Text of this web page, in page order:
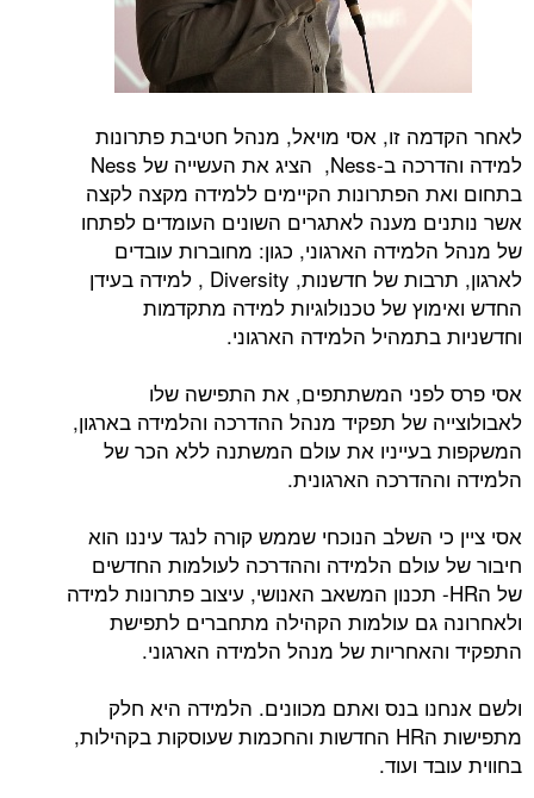
לאחר הקדמה זו, אסי מויאל, מנהל חטיבת פתרונות
למידה והדרכה ב-Ness, הציג את העשייה של Ness
בתחום ואת הפתרונות הקיימים ללמידה מקצה לקצה
אשר נותנים מענה לאתגרים השונים העומדים לפתחו
של מנהל הלמידה הארגוני, כגון: מחוברות עובדים
לארגון, תרבות של חדשנות, Diversity , למידה בעידן
החדש ואימוץ של טכנולוגיות למידה מתקדמות
וחדשניות בתמהיל הלמידה הארגוני.
אסי פרס לפני המשתתפים, את התפישה שלו
לאבולוצייה של תפקיד מנהל ההדרכה והלמידה בארגון,
המשקפות בעייניו את עולם המשתנה ללא הכר של
הלמידה וההדרכה הארגונית.
אסי ציין כי השלב הנוכחי שממש קורה לנגד עיננו הוא
חיבור של עולם הלמידה וההדרכה לעולמות החדשים
של הHR- תכנון המשאב האנושי, עיצוב פתרונות למידה
ולאחרונה גם עולמות הקהילה מתחברים לתפישת
התפקיד והאחריות של מנהל הלמידה הארגוני.
ולשם אנחנו בנס ואתם מכוונים. הלמידה היא חלק
מתפישות הHR החדשות והחכמות שעוסקות בקהילות,
בחווית עובד ועוד.